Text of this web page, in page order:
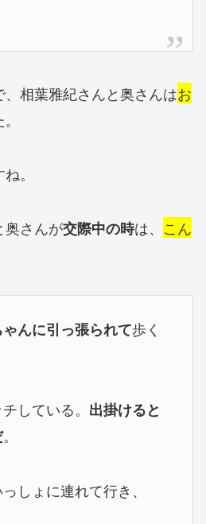
、相葉雅紀さんと奥さんはお
。
奥さんが交際中の時は、 こん
ゃんに引っ張られて歩く
している。 出掛けると
。
しょに連れて行き、